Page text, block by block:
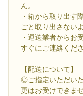
ん。
・箱から取り出す
ごと取り出さない
・運送業者からお
すぐにご連絡くだ
【配送について】
◎ご指定いただい
更はお受けできませ